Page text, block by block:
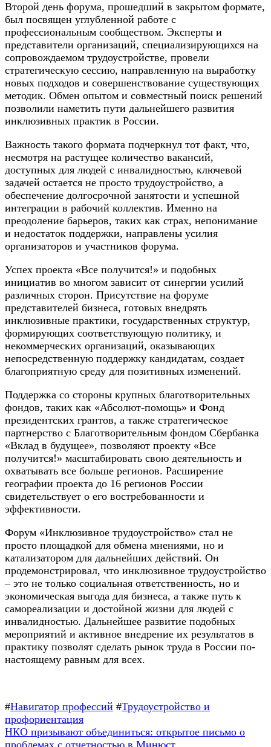
Второй день форума, прошедший в закрытом формате,
был посвящен углубленной работе с
профессиональным сообществом. Эксперты и
представители организаций, специализирующихся на
сопровождаемом трудоустройстве, провели
стратегическую сессию, направленную на выработку
новых подходов и совершенствование существующих
методик. Обмен опытом и совместный поиск решений
позволили наметить пути дальнейшего развития
инклюзивных практик в России.
Важность такого формата подчеркнул тот факт, что,
несмотря на растущее количество вакансий,
доступных для людей с инвалидностью, ключевой
задачей остается не просто трудоустройство, а
обеспечение долгосрочной занятости и успешной
интеграции в рабочий коллектив. Именно на
преодоление барьеров, таких как страх, непонимание
и недостаток поддержки, направлены усилия
организаторов и участников форума.
Успех проекта «Все получится!» и подобных
инициатив во многом зависит от синергии усилий
различных сторон. Присутствие на форуме
представителей бизнеса, готовых внедрять
инклюзивные практики, государственных структур,
формирующих соответствующую политику, и
некоммерческих организаций, оказывающих
непосредственную поддержку кандидатам, создает
благоприятную среду для позитивных изменений.
Поддержка со стороны крупных благотворительных
фондов, таких как «Абсолют-помощь» и Фонд
президентских грантов, а также стратегическое
партнерство с Благотворительным фондом Сбербанка
«Вклад в будущее», позволяют проекту «Все
получится!» масштабировать свою деятельность и
охватывать все больше регионов. Расширение
географии проекта до 16 регионов России
свидетельствует о его востребованности и
эффективности.
Форум «Инклюзивное трудоустройство» стал не
просто площадкой для обмена мнениями, но и
катализатором для дальнейших действий. Он
продемонстрировал, что инклюзивное трудоустройство
– это не только социальная ответственность, но и
экономическая выгода для бизнеса, а также путь к
самореализации и достойной жизни для людей с
инвалидностью. Дальнейшее развитие подобных
мероприятий и активное внедрение их результатов в
практику позволят сделать рынок труда в России по-
настоящему равным для всех.
#Навигатор профессий #Трудоустройство и
профориентация
Навигация
Предыдущая
запись:
НКО призывают объединиться: открытое письмо о